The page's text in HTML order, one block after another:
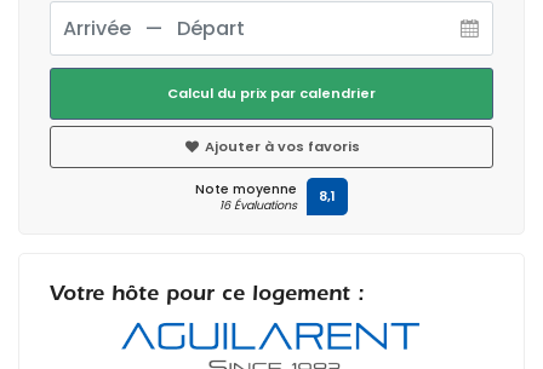
Calcul du prix par calendrier
Ajouter à vos favoris
Note moyenne
16 Évaluations 8,1
Votre hôte pour ce logement :